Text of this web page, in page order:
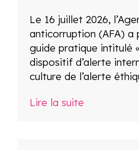
Le 16 juillet 2026,
anticorruption (AFA) a
guide pratique intitulé
dispositif d’alerte
culture de l’alerte
Lire la suite